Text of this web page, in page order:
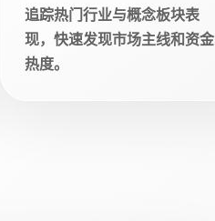
追踪热门行业与概念板块表
现，快速发现市场主线和资金
热度。